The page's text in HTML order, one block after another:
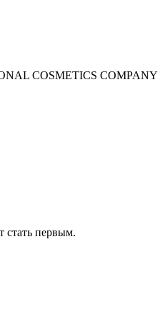
COSMETICS COMPANY
первым.